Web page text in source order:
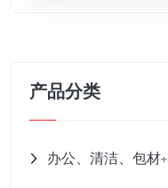
产品分类
办公、清洁、包材+